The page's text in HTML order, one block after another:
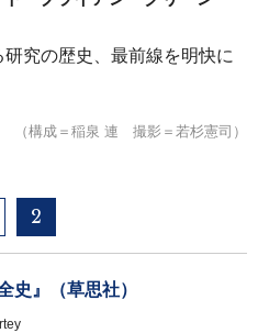
研究の歴史、最前線を明快に
（構成＝稲泉 連 撮影＝若杉憲司）
2
史』（草思社）